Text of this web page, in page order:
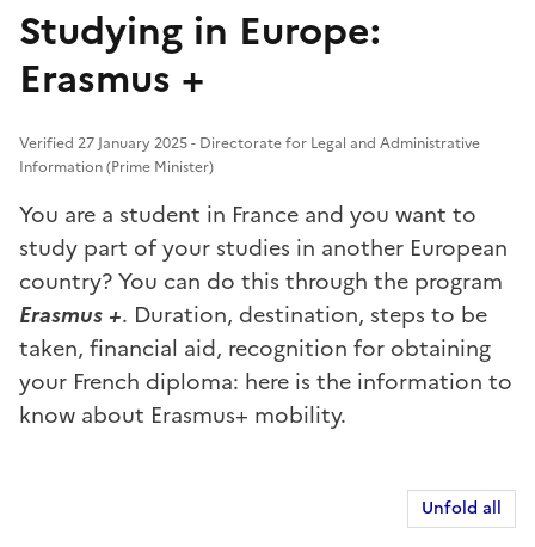
Studying in Europe:
Erasmus +
Verified 27 January 2025 - Directorate for Legal and Administrative
Information (Prime Minister)
You are a student in France and you want to
study part of your studies in another European
country? You can do this through the program
Erasmus +. Duration, destination, steps to be
taken, financial aid, recognition for obtaining
your French diploma: here is the information to
know about Erasmus+ mobility.
Unfold all